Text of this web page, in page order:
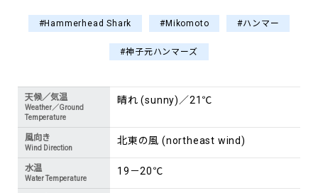
#Hammerhead Shark #Mikomoto #ハンマー
#神子元ハンマーズ
天候／気温
Weather／Ground
Temperature
晴れ (sunny)／21℃
風向き
Wind Direction
北東の風 (northeast wind)
水温
Water Temperature
19－20℃